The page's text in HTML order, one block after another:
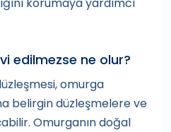
korumaya yardımcı
edilmezse ne olur?
omurga
belirgin düzleşmelere ve
Omurganın doğal